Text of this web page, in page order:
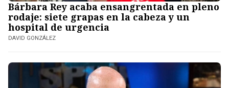
Bárbara Rey acaba ensangrentada en pleno
rodaje: siete grapas en la cabeza y un
hospital de urgencia
DAVID GONZÁLEZ